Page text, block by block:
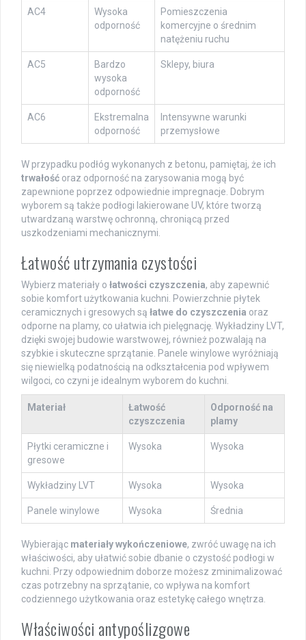
AC4
Wysoka
odporność
Pomieszczenia
komercyjne o średnim
natężeniu ruchu
AC5
Bardzo
wysoka
odporność
Sklepy, biura
AC6
Ekstremalna
odporność
Intensywne warunki
przemysłowe
W przypadku podłóg wykonanych z betonu, pamiętaj, że ich
trwałość oraz odporność na zarysowania mogą być
zapewnione poprzez odpowiednie impregnacje. Dobrym
wyborem są także podłogi lakierowane UV, które tworzą
utwardzaną warstwę ochronną, chroniącą przed
uszkodzeniami mechanicznymi.
Łatwość utrzymania czystości
Wybierz materiały o łatwości czyszczenia, aby zapewnić
sobie komfort użytkowania kuchni. Powierzchnie płytek
ceramicznych i gresowych są łatwe do czyszczenia oraz
odporne na plamy, co ułatwia ich pielęgnację. Wykładziny LVT,
dzięki swojej budowie warstwowej, również pozwalają na
szybkie i skuteczne sprzątanie. Panele winylowe wyróżniają
się niewielką podatnością na odkształcenia pod wpływem
wilgoci, co czyni je idealnym wyborem do kuchni.
Materiał
Łatwość
czyszczenia
Odporność na
plamy
Płytki ceramiczne i
gresowe
Wysoka Wysoka
Wykładziny LVT Wysoka Wysoka
Panele winylowe Wysoka Średnia
Wybierając materiały wykończeniowe, zwróć uwagę na ich
właściwości, aby ułatwić sobie dbanie o czystość podłogi w
kuchni. Przy odpowiednim doborze możesz zminimalizować
czas potrzebny na sprzątanie, co wpływa na komfort
codziennego użytkowania oraz estetykę całego wnętrza.
Właściwości antypoślizgowe